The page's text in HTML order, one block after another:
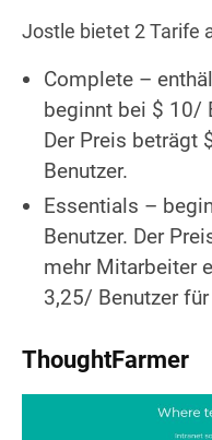
Jostle bietet 2 Tarife
Complete –
beginnt bei $ 10/
Der Preis beträgt
Benutzer.
Essentials –
Benutzer. Der
mehr Mitarbeiter
3,25/ Benutzer
ThoughtFarmer